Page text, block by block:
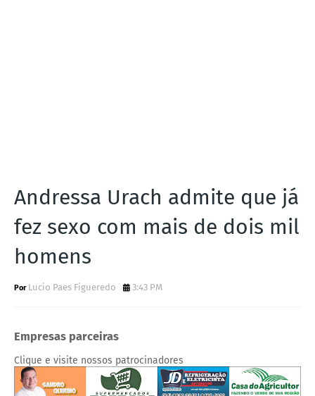
Andressa Urach admite que já
fez sexo com mais de dois mil
homens
Lucio Paes Figueredo 3:43 PM
Empresas parceiras
Clique e visite nossos patrocinadores